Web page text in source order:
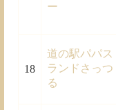
ー
18
道の駅パパス
ランドさっつ
る